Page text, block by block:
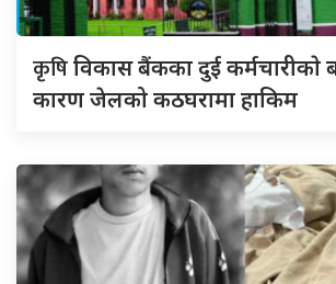
कृषिविकास बैंकका दुई कर्मचारीकाे
कारण जेलको कठघरामा हाकिम